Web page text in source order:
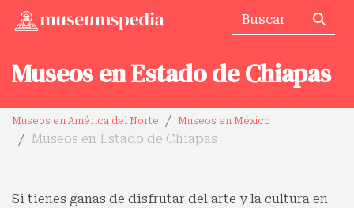
Museos en Estado de Chiapas
Museos en América del Norte Museos en México
Museos en Estado de Chiapas
Si tienes ganas de disfrutar del arte y la cultura en